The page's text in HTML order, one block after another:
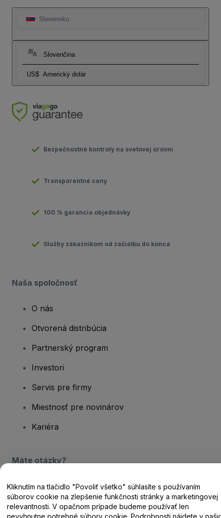
Slovensko
Slovenčina
US$ Americký dolár
Bezpečnostné kontroly na svetovej úrovni
Transparentné ceny
100 % garancia objednávky
Služby zákazníkom od začiatku do konca
Naša spoločnosť
O nás
Otvorená distribúcia
Partnerský program
Investori
Servis pre firmy
Miestnosť pre novinárov
Kariéra
Máte otázky?
Centrum pomoci / Kontaktujte nás
Kliknutím na tlačidlo "Povoliť všetko" súhlasíte s používaním
súborov cookie na zlepšenie funkčnosti stránky a marketingovej
relevantnosti. V opačnom prípade budeme používať len
nevyhnutne potrebné súbory cookie. Podrobnosti nájdete v